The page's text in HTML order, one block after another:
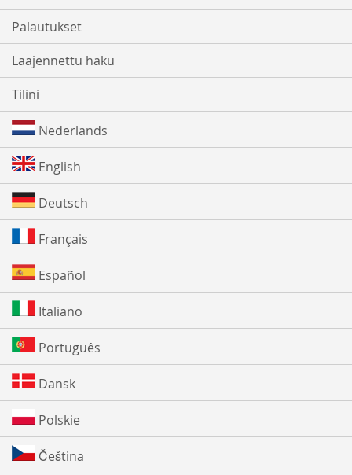
Palautukset
Laajennettu haku
Tilini
Nederlands
English
Deutsch
Français
Español
Italiano
Português
Dansk
Polskie
Čeština